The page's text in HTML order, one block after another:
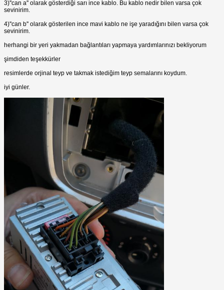
3)''can a'' olarak gösterdiği sarı ince kablo. Bu kablo nedir bilen varsa çok
sevinirim.
4)''can b'' olarak gösterilen ince mavi kablo ne işe yaradığını bilen varsa çok
sevinirim.
herhangi bir yeri yakmadan bağlantıları yapmaya yardımlarınızı bekliyorum
şimdiden teşekkürler
resimlerde orjinal teyp ve takmak istediğim teyp semalarını koydum.
iyi günler.